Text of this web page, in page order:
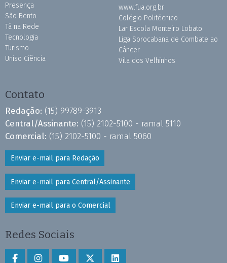
Presença
São Bento
Tá na Rede
Tecnologia
Turismo
Uniso Ciência
www.fua.org.br
Colégio Politécnico
Lar Escola Monteiro Lobato
Liga Sorocabana de Combate ao
Câncer
Vila dos Velhinhos
Contato
Redação: (15) 99789-3913
Central/Assinante: (15) 2102-5100 - ramal 5110
Comercial: (15) 2102-5100 - ramal 5060
Enviar e-mail para Redação
Enviar e-mail para Central/Assinante
Enviar e-mail para o Comercial
Redes Sociais